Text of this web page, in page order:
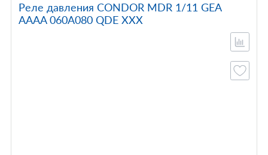
Реле давления CONDOR MDR 1/11 GEA
AAAA 060A080 QDE XXX